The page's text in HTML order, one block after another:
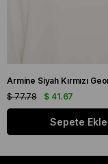
$ 41.67
$ 77.78
Sepete Ekle